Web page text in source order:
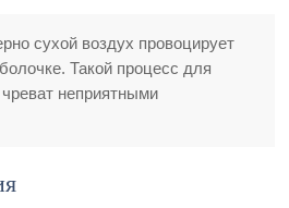
сухой воздух провоцирует
Такой процесс для
неприятными